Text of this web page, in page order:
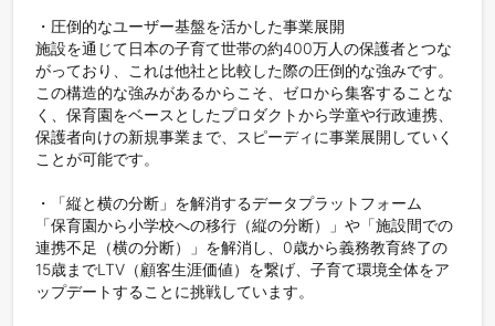
・圧倒的なユーザー基盤を活かした事業展開
施設を通じて日本の子育て世帯の約400万人の保護者とつな
がっており、これは他社と比較した際の圧倒的な強みです。
この構造的な強みがあるからこそ、ゼロから集客することな
く、保育園をベースとしたプロダクトから学童や行政連携、
保護者向けの新規事業まで、スピーディに事業展開していく
ことが可能です。
・「縦と横の分断」を解消するデータプラットフォーム
「保育園から小学校への移行（縦の分断）」や「施設間での
連携不足（横の分断）」を解消し、0歳から義務教育終了の
15歳までLTV（顧客生涯価値）を繋げ、子育て環境全体をア
ップデートすることに挑戦しています。